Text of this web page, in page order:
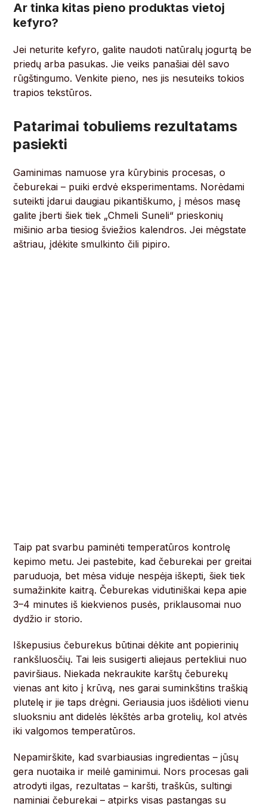
Ar tinka kitas pieno produktas vietoj
kefyro?
Jei neturite kefyro, galite naudoti natūralų jogurtą be
priedų arba pasukas. Jie veiks panašiai dėl savo
rūgštingumo. Venkite pieno, nes jis nesuteiks tokios
trapios tekstūros.
Patarimai tobuliems rezultatams
pasiekti
Gaminimas namuose yra kūrybinis procesas, o
čeburekai – puiki erdvė eksperimentams. Norėdami
suteikti įdarui daugiau pikantiškumo, į mėsos masę
galite įberti šiek tiek „Chmeli Suneli“ prieskonių
mišinio arba tiesiog šviežios kalendros. Jei mėgstate
aštriau, įdėkite smulkinto čili pipiro.
Taip pat svarbu paminėti temperatūros kontrolę
kepimo metu. Jei pastebite, kad čeburekai per greitai
paruduoja, bet mėsa viduje nespėja iškepti, šiek tiek
sumažinkite kaitrą. Čeburekas vidutiniškai kepa apie
3–4 minutes iš kiekvienos pusės, priklausomai nuo
dydžio ir storio.
Iškepusius čeburekus būtinai dėkite ant popierinių
rankšluosčių. Tai leis susigerti aliejaus pertekliui nuo
paviršiaus. Niekada nekraukite karštų čeburekų
vienas ant kito į krūvą, nes garai suminkštins traškią
plutelę ir jie taps drėgni. Geriausia juos išdėlioti vienu
sluoksniu ant didelės lėkštės arba grotelių, kol atvės
iki valgomos temperatūros.
Nepamirškite, kad svarbiausias ingredientas – jūsų
gera nuotaika ir meilė gaminimui. Nors procesas gali
atrodyti ilgas, rezultatas – karšti, traškūs, sultingi
naminiai čeburekai – atpirks visas pastangas su